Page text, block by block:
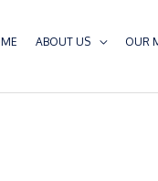
ABOUT US OUR